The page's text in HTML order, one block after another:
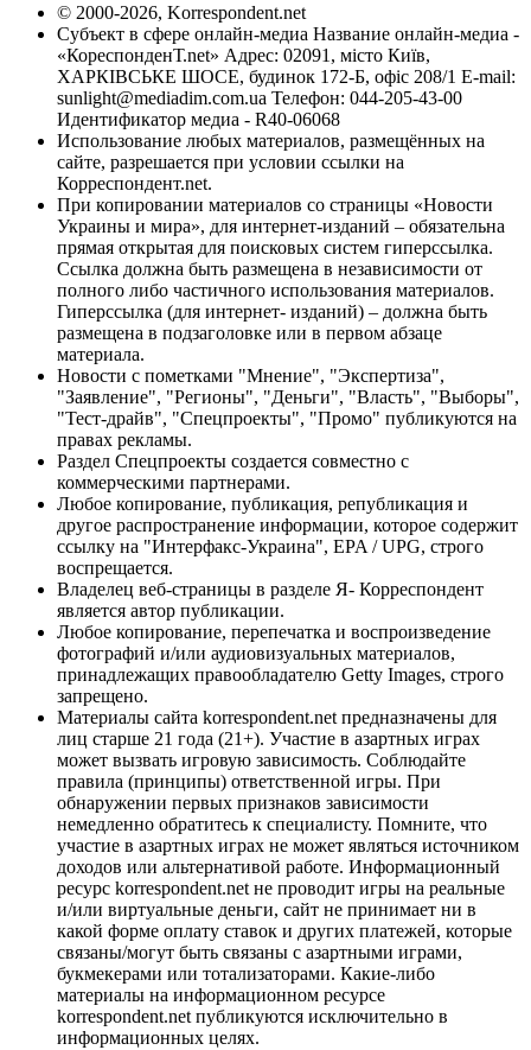
© 2000-2026, Korrespondent.net
Субъект в сфере онлайн-медиа Название онлайн-медиа -
«КореспонденТ.net» Адрес: 02091, місто Київ,
ХАРКІВСЬКЕ ШОСЕ, будинок 172-Б, офіс 208/1 E-mail:
sunlight@mediadim.com.ua Телефон: 044-205-43-00
Идентификатор медиа - R40-06068
Использование любых материалов, размещённых на
сайте, разрешается при условии ссылки на
Корреспондент.net.
При копировании материалов со страницы «Новости
Украины и мира», для интернет-изданий – обязательна
прямая открытая для поисковых систем гиперссылка.
Ссылка должна быть размещена в независимости от
полного либо частичного использования материалов.
Гиперссылка (для интернет- изданий) – должна быть
размещена в подзаголовке или в первом абзаце
материала.
Новости с пометками "Мнение", "Экспертиза",
"Заявление", "Регионы", "Деньги", "Власть", "Выборы",
"Тест-драйв", "Спецпроекты", "Промо" публикуются на
правах рекламы.
Раздел Спецпроекты создается совместно с
коммерческими партнерами.
Любое копирование, публикация, републикация и
другое распространение информации, которое содержит
ссылку на "Интерфакс-Украина", EPA / UPG, строго
воспрещается.
Владелец веб-страницы в разделе Я- Корреспондент
является автор публикации.
Любое копирование, перепечатка и воспроизведение
фотографий и/или аудиовизуальных материалов,
принадлежащих правообладателю Getty Images, строго
запрещено.
Материалы сайта korrespondent.net предназначены для
лиц старше 21 года (21+). Участие в азартных играх
может вызвать игровую зависимость. Соблюдайте
правила (принципы) ответственной игры. При
обнаружении первых признаков зависимости
немедленно обратитесь к специалисту. Помните, что
участие в азартных играх не может являться источником
доходов или альтернативой работе. Информационный
ресурс korrespondent.net не проводит игры на реальные
и/или виртуальные деньги, сайт не принимает ни в
какой форме оплату ставок и других платежей, которые
связаны/могут быть связаны с азартными играми,
букмекерами или тотализаторами. Какие-либо
материалы на информационном ресурсе
korrespondent.net публикуются исключительно в
информационных целях.